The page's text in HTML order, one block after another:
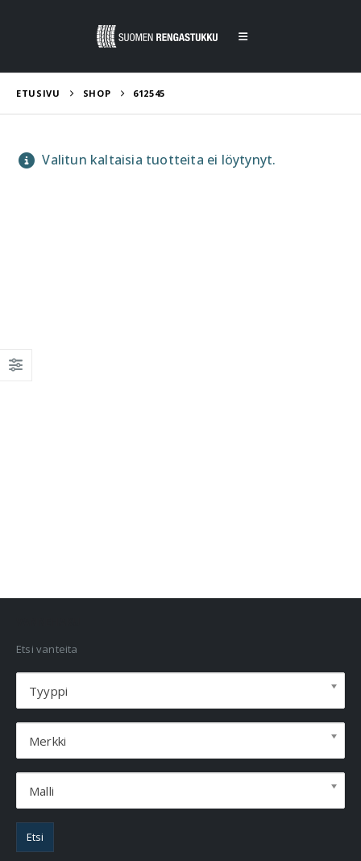
ETUSIVU SHOP 612545
Valitun kaltaisia tuotteita ei löytynyt.
Etsi vanteita
Tyyppi
Merkki
Malli
Etsi